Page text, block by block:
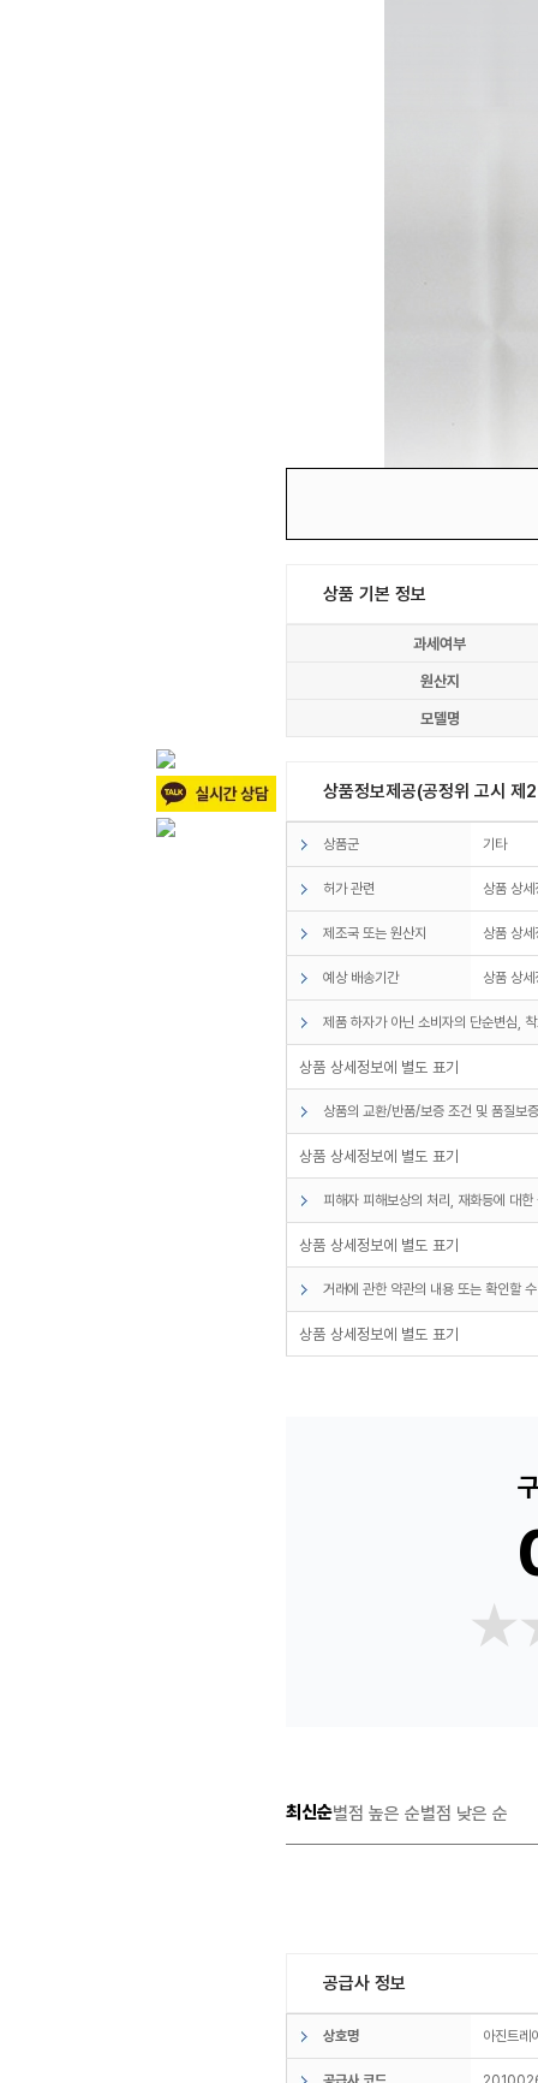
상품 기본 정보
과세여부
원산지
모델명
상품정보제공(공정위 고시
상품군 기타
허가 관련 상품 상
제조국 또는 원산지 상품 상
예상 배송기간 상품 상
제품 하자가 아닌 소비자의 단순변심,
상품 상세정보에 별도 표기
상품의 교환/반품/보증 조건 및 품질보
상품 상세정보에 별도 표기
피해자 피해보상의 처리, 재화등에 대
상품 상세정보에 별도 표기
거래에 관한 약관의 내용 또는 확인할
상품 상세정보에 별도 표기
최신순별점 높은 순별점 낮은 순
공급사 정보
상호명 아진트